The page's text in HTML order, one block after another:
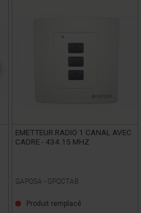
EMETTEUR RADIO 1 CANAL AVEC
CADRE - 434.15 MHZ
GAPOSA - GPQCTAB
Produit remplacé